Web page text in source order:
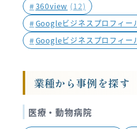
#360view (12)
#Googleビジネスプロフィー
#Googleビジネスプロフィー
業種から事例を探す
医療・動物病院